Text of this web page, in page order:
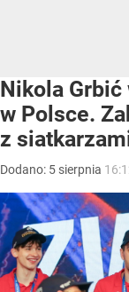
Nikola Grbić
w Polsce.
z
Dodano: 5 sierpnia